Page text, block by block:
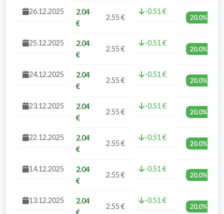
26.12.2025
2.04
€
2.55 €
-0.51 €
20.0%
25.12.2025
2.04
€
2.55 €
-0.51 €
20.0%
24.12.2025
2.04
€
2.55 €
-0.51 €
20.0%
23.12.2025
2.04
€
2.55 €
-0.51 €
20.0%
22.12.2025
2.04
€
2.55 €
-0.51 €
20.0%
14.12.2025
2.04
€
2.55 €
-0.51 €
20.0%
13.12.2025
2.04
€
2.55 €
-0.51 €
20.0%